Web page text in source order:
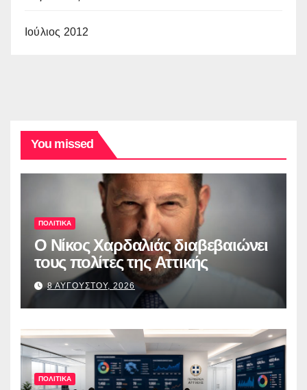
Ιούλιος 2012
You missed
ΠΟΛΙΤΙΚΑ
O Νίκος Χαρδαλιάς διαβεβαιώνει
τους πολίτες της Αττικής
8 ΑΥΓΟΥΣΤΟΥ, 2026
ΠΟΛΙΤΙΚΑ